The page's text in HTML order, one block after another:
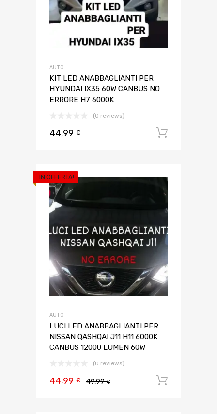
AUTO
KIT LED ANABBAGLIANTI PER
HYUNDAI IX35 60W CANBUS NO
ERRORE H7 6000K
(0 reviews)
44,99 €
IN OFFERTA!
AUTO
LUCI LED ANABBAGLIANTI PER
NISSAN QASHQAI J11 H11 6000K
CANBUS 12000 LUMEN 60W
(0 reviews)
49,99€
44,99 €